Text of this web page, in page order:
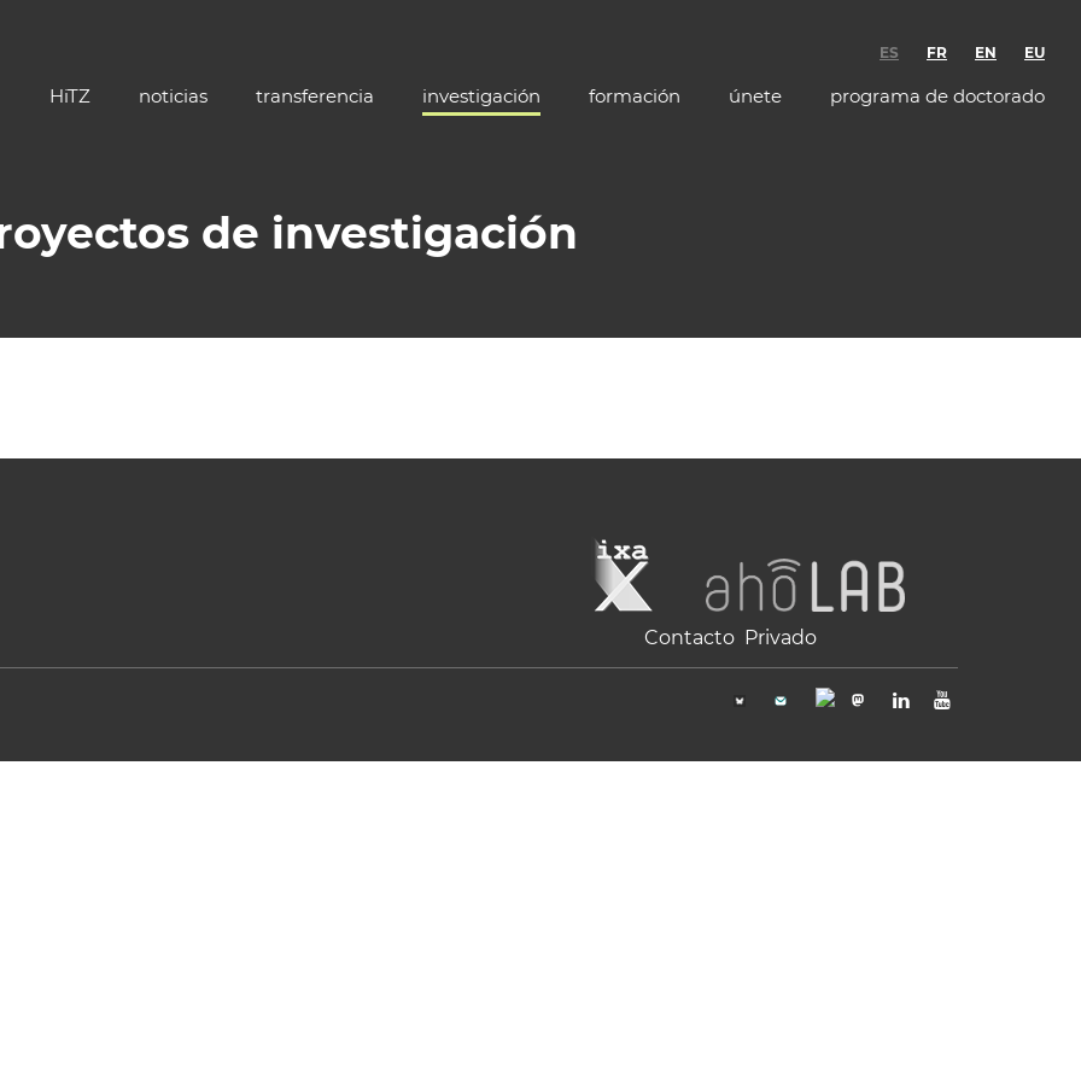
ES FR EN EU
HiTZ noticias transferencia investigación formación únete programa de doctorado
de investigación
Contacto Privado